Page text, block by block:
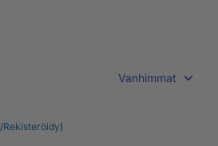
Vanhimmat
/Rekisteröidy)